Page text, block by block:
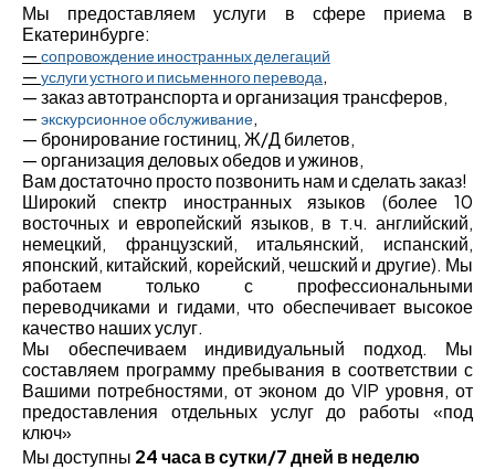
Мы предоставляем услуги в сфере приема в
Екатеринбурге:
— сопровождение иностранных делегаций
— услуги устного и письменного перевода,
—заказ автотранспорта и организация трансферов,
— экскурсионное обслуживание,
— бронирование гостиниц, Ж/Д билетов,
— организация деловых обедов и ужинов,
Вам достаточно просто позвонить нам и сделать заказ!
Широкий спектр иностранных языков (более 10
восточных и европейский языков, в т.ч. английский,
немецкий, французский, итальянский, испанский,
японский, китайский, корейский, чешский и другие). Мы
работаем только с профессиональными
переводчиками и гидами, что обеспечивает высокое
качество наших услуг.
Мы обеспечиваем индивидуальный подход. Мы
составляем программу пребывания в соответствии с
Вашими потребностями, от эконом до VIP уровня, от
предоставления отдельных услуг до работы «под
ключ»
Мы доступны 24 часа в сутки/7 дней в неделю